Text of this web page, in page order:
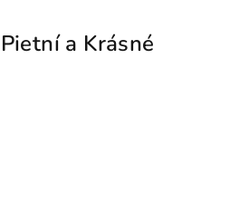
a Krásné